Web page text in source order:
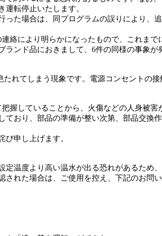
転停止いたします。
った場合は、同プログラムの誤りにより、
絡により明らかになったもので、これまで
ランド品におきまして、6件の同様の事象が
れてしまう現象です。電源コンセントの接
握していることから、火傷などの人身被害
ており、部品の準備が整い次第、部品交換
申し上げます。
定温度より高い温水が出る恐れがあるため
された場合は、ご使用を控え、下記のお問